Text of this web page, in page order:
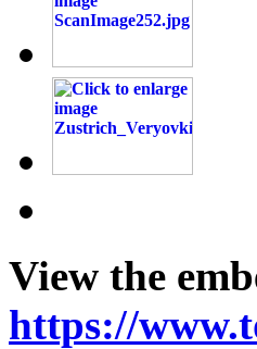
View the
https://